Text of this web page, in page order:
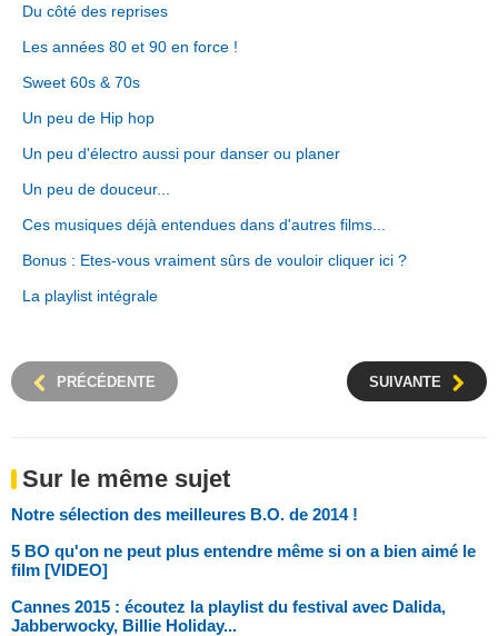
Du côté des reprises
Les années 80 et 90 en force !
Sweet 60s & 70s
Un peu de Hip hop
Un peu d'électro aussi pour danser ou planer
Un peu de douceur...
Ces musiques déjà entendues dans d'autres films...
Bonus : Etes-vous vraiment sûrs de vouloir cliquer ici ?
La playlist intégrale
PRÉCÉDENTE SUIVANTE
Sur le même sujet
Notre sélection des meilleures B.O. de 2014 !
5 BO qu'on ne peut plus entendre même si on a bien aimé le
film [VIDEO]
Cannes 2015 : écoutez la playlist du festival avec Dalida,
Jabberwocky, Billie Holiday...